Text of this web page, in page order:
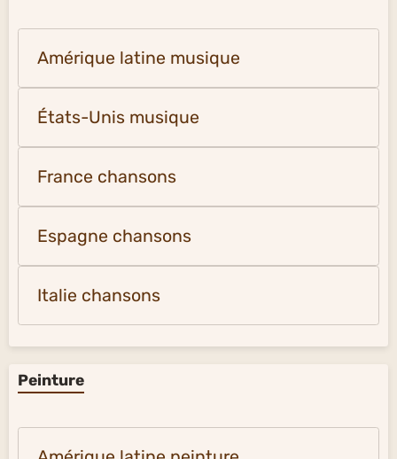
Amérique latine musique
États-Unis musique
France chansons
Espagne chansons
Italie chansons
Peinture